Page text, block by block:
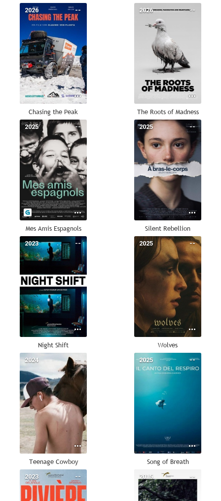
--
2026
Chasing the Peak
--
2026
The Roots of Madness
--
2025
Mes Amis Espagnols
--
2025
Silent Rebellion
--
2023
Night Shift
--
2025
Wolves
--
2024
Teenage Cowboy
--
2025
Song of Breath
--
2023 --
2015